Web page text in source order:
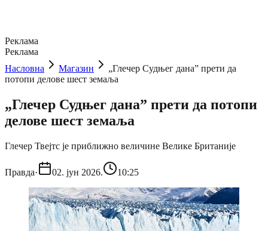
Реклама
Реклама
Насловна
Магазин
„Глечер Судњег дана” прети да
потопи делове шест земаља
„Глечер Судњег дана” прети да потопи
делове шест земаља
Глечер Твејтс је приближно величине Велике Британије
Правда· 02. јун 2026. 10:25